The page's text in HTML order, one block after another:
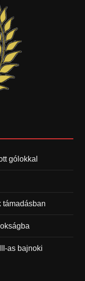
gólokkal
támadásban
as bajnoki